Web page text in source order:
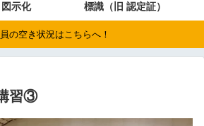
示化 標識（旧 認定証）
の空き状況はこちらへ！
習③